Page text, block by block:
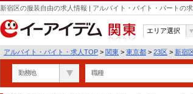
新宿区の服装自由の求人情報 | アルバイト・バイト・パートの
関東
エリア選択
アルバイト・バイト・求人TOP > 関東 > 東京都 > 23区 > 新宿
勤務地 職種